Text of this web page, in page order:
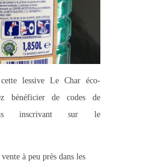
lessive Le Char éco-
bénéficier de codes de
inscrivant sur le
à peu près dans les